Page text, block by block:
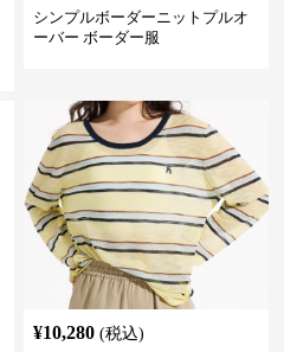
シンプルボーダーニットプルオ
ーバー ボーダー服
¥10,280 (税込)